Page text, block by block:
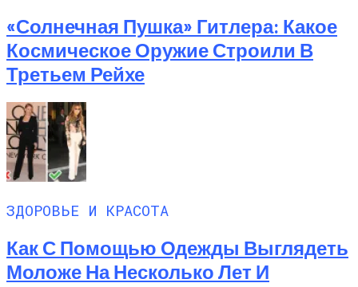
«Солнечная Пушка» Гитлера: Какое
Космическое Оружие Строили В
Третьем Рейхе
ЗДОРОВЬЕ И КРАСОТА
Как С Помощью Одежды Выглядеть
Моложе На Несколько Лет И